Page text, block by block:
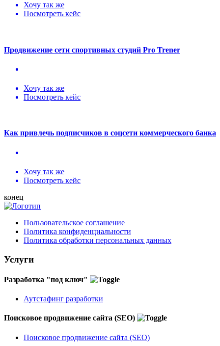
Хочу так же
Посмотреть кейс
Продвижение сети спортивных студий Pro Trener
Хочу так же
Посмотреть кейс
Как привлечь подписчиков в соцсети коммерческого банка
Хочу так же
Посмотреть кейс
конец
Пользовательское соглашение
Политика конфиденциальности
Политика обработки персональных данных
Услуги
Разработка "под ключ"
Аутстафинг разработки
Поисковое продвижение сайта (SEO)
Поисковое продвижение сайта (SEO)